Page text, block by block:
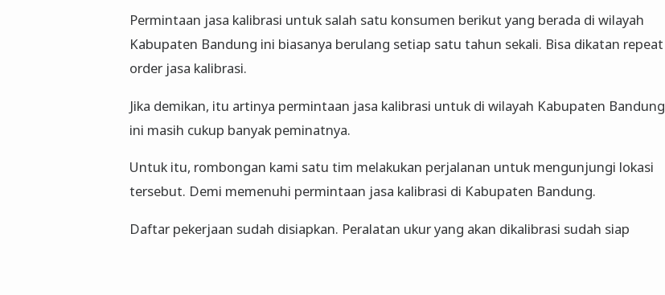
Permintaan jasa kalibrasi untuk salah satu konsumen berikut yang berada di wilayah
Kabupaten Bandung ini biasanya berulang setiap satu tahun sekali. Bisa dikatan repeat
order jasa kalibrasi.
Jika demikan, itu artinya permintaan jasa kalibrasi untuk di wilayah Kabupaten Bandung
ini masih cukup banyak peminatnya.
Untuk itu, rombongan kami satu tim melakukan perjalanan untuk mengunjungi lokasi
tersebut. Demi memenuhi permintaan jasa kalibrasi di Kabupaten Bandung.
Daftar pekerjaan sudah disiapkan. Peralatan ukur yang akan dikalibrasi sudah siap